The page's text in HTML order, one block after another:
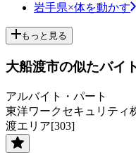
岩手県×体を動かす
もっと見る
大船渡市の似たバイ
アルバイト・パート
東洋ワークセキュリティ
渡エリア[303]